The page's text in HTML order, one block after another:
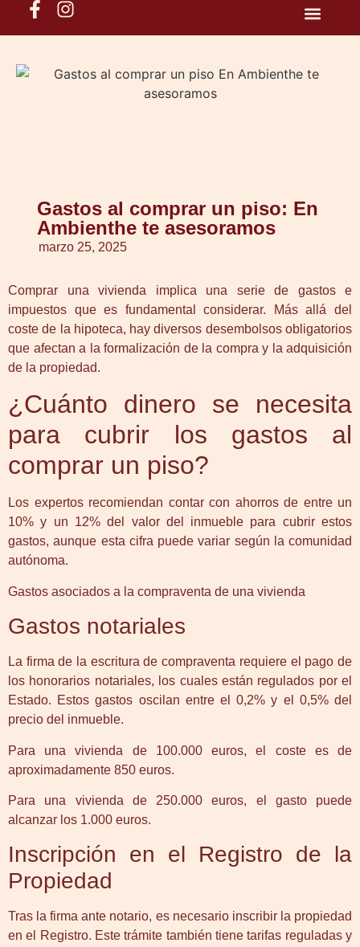
Gastos al comprar un piso: En
Ambienthe te asesoramos
marzo 25, 2025
Comprar una vivienda implica una serie de gastos e
impuestos que es fundamental considerar. Más allá del
coste de la hipoteca, hay diversos desembolsos obligatorios
que afectan a la formalización de la compra y la adquisición
de la propiedad.
¿Cuánto dinero se necesita
para cubrir los gastos al
comprar un piso?
Los expertos recomiendan contar con ahorros de entre un
10% y un 12% del valor del inmueble para cubrir estos
gastos, aunque esta cifra puede variar según la comunidad
autónoma.
Gastos asociados a la compraventa de una vivienda
Gastos notariales
La firma de la escritura de compraventa requiere el pago de
los honorarios notariales, los cuales están regulados por el
Estado. Estos gastos oscilan entre el 0,2% y el 0,5% del
precio del inmueble.
Para una vivienda de 100.000 euros, el coste es de
aproximadamente 850 euros.
Para una vivienda de 250.000 euros, el gasto puede
alcanzar los 1.000 euros.
Inscripción en el Registro de la
Propiedad
Tras la firma ante notario, es necesario inscribir la propiedad
en el Registro. Este trámite también tiene tarifas reguladas y